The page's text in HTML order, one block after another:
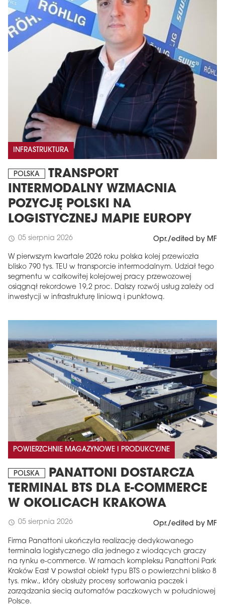
INFRASTRUKTURA
POLSKA
TRANSPORT
INTERMODALNY WZMACNIA
POZYCJĘ POLSKI NA
LOGISTYCZNEJ MAPIE EUROPY
schedule 05 sierpnia 2026 Opr./edited by MF
W pierwszym kwartale 2026 roku polska kolej przewiozła
blisko 790 tys. TEU w transporcie intermodalnym. Udział tego
segmentu w całkowitej kolejowej pracy przewozowej
osiągnął rekordowe 19,2 proc. Dalszy rozwój usług zależy od
inwestycji w infrastrukturę liniową i punktową.
POWIERZCHNIE MAGAZYNOWE I PRODUKCYJNE
POLSKA
PANATTONI DOSTARCZA
TERMINAL BTS DLA E-COMMERCE
W OKOLICACH KRAKOWA
schedule 05 sierpnia 2026 Opr./edited by MF
Firma Panattoni ukończyła realizację dedykowanego
terminala logistycznego dla jednego z wiodących graczy
na rynku e-commerce. W ramach kompleksu Panattoni Park
Kraków East V powstał obiekt typu BTS o powierzchni blisko 8
tys. mkw., który obsłuży procesy sortowania paczek i
zarządzania siecią automatów paczkowych w południowej
Polsce.